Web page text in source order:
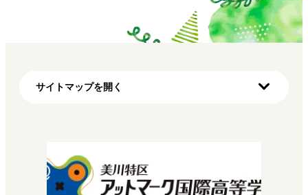
サイトマップを開く
初めての方へ（明蓬館高校の特徴）
学び方